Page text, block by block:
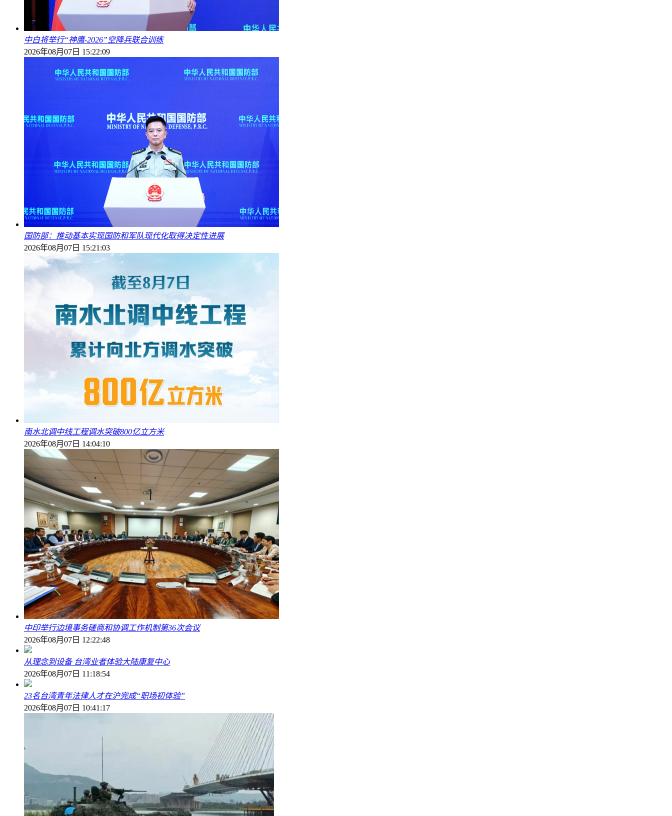
中白将举行“神鹰-2026”空降兵联合训练
2026年08月07日 15:22:09
国防部：推动基本实现国防和军队现代化取得决定性进展
2026年08月07日 15:21:03
南水北调中线工程调水突破800亿立方米
2026年08月07日 14:04:10
中印举行边境事务磋商和协调工作机制第36次会议
2026年08月07日 12:22:48
从理念到设备 台湾业者体验大陆康复中心
2026年08月07日 11:18:54
23名台湾青年法律人才在沪完成“职场初体验”
2026年08月07日 10:41:17